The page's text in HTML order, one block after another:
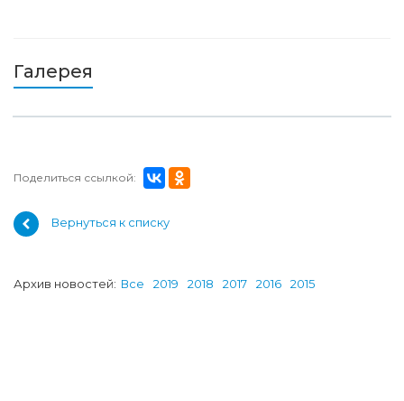
Галерея
Поделиться ссылкой:
Вернуться к списку
Архив новостей: Все 2019 2018 2017 2016 2015